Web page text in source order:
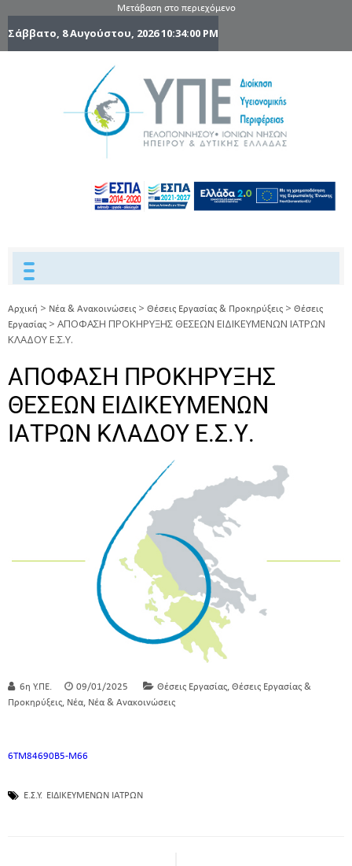
Μετάβαση στο περιεχόμενο
Σάββατο, 8 Αυγούστου, 202610:34:00 PM
Ηπείρου
Δυτικής
Ελλάδας
Αρχική > Νέα & Ανακοινώσεις > Θέσεις Εργασίας & Προκηρύξεις > Θέσεις
Εργασίας > ΑΠΟΦΑΣΗ ΠΡΟΚΗΡΥΞΗΣ ΘΕΣΕΩΝ ΕΙΔΙΚΕΥΜΕΝΩΝ ΙΑΤΡΩΝ
ΚΛΑΔΟΥ Ε.Σ.Υ.
ΑΠΟΦΑΣΗ ΠΡΟΚΗΡΥΞΗΣ
ΘΕΣΕΩΝ ΕΙΔΙΚΕΥΜΕΝΩΝ
ΙΑΤΡΩΝ ΚΛΑΔΟΥ Ε.Σ.Υ.
6η Υ.ΠΕ. 09/01/2025 Θέσεις Εργασίας, Θέσεις Εργασίας &
Προκηρύξεις, Νέα, Νέα & Ανακοινώσεις
6ΤΜ84690Β5-Μ66
Ε.Σ.Υ. ΕΙΔΙΚΕΥΜΕΝΩΝ ΙΑΤΡΩΝ